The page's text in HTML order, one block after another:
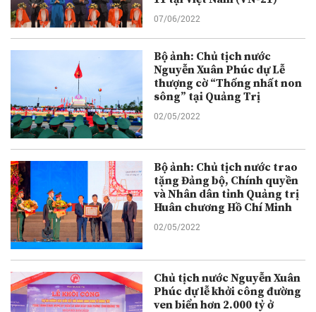
07/06/2022
Bộ ảnh: Chủ tịch nước
Nguyễn Xuân Phúc dự Lễ
thượng cờ “Thống nhất non
sông” tại Quảng Trị
02/05/2022
Bộ ảnh: Chủ tịch nước trao
tặng Đảng bộ, Chính quyền
và Nhân dân tỉnh Quảng trị
Huân chương Hồ Chí Minh
02/05/2022
Chủ tịch nước Nguyễn Xuân
Phúc dự lễ khởi công đường
ven biển hơn 2.000 tỷ ở